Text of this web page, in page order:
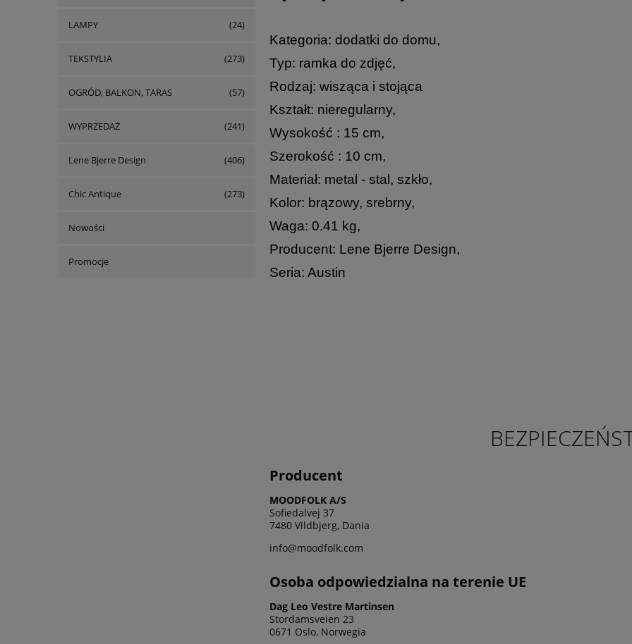
LAMPY (24)
TEKSTYLIA (273)
OGRÓD, BALKON, TARAS (57)
WYPRZEDAŻ (241)
Lene Bjerre Design (406)
Chic Antique (273)
Nowości
Promocje
Kategoria: dodatki do domu,
Typ: ramka do zdjęć,
Rodzaj: wisząca i stojąca
Kształt: nieregularny,
Wysokość : 15 cm,
Szerokość : 10 cm,
Materiał: metal - stal, szkło,
Kolor: brązowy, srebrny,
Waga: 0.41 kg,
Producent: Lene Bjerre Design,
Seria: Austin
Producent
MOODFOLK A/S
Sofiedalvej 37
7480 Vildbjerg, Dania
info@moodfolk.com
Osoba odpowiedzialna na terenie UE
Dag Leo Vestre Martinsen
Stordamsveien 23
0671 Oslo, Norwegia